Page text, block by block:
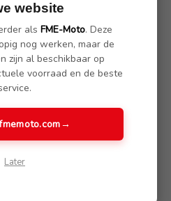
website
als FME-Moto. Deze
nog werken, maar de
zijn al beschikbaar op
voorraad en de beste
→
Later